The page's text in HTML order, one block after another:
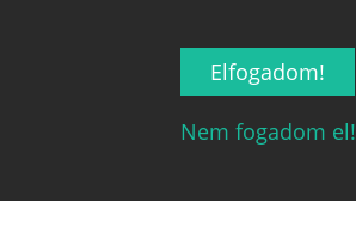
info@tarsasjatekok.comElfogadom!
Nem fogadom el!